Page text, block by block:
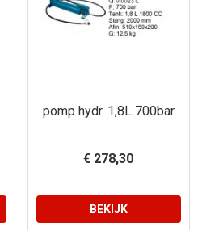
pomp hydr. 1,8L 700bar
€ 278,30
BEKIJK